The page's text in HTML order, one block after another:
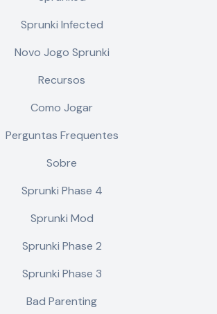
Sprunki Infected
Novo Jogo Sprunki
Recursos
Como Jogar
Perguntas Frequentes
Sobre
Sprunki Phase 4
Sprunki Mod
Sprunki Phase 2
Sprunki Phase 3
Bad Parenting